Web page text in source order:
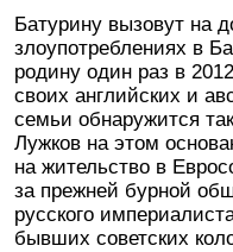
Батурину вызовут на
злоупотреблениях в
родину один раз в
своих английских и
семьи обнаружится
Лужков на этом
на жительство в
за прежней бурной
русского
бывших советских